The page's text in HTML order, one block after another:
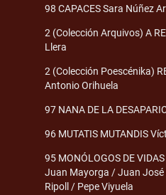
98 CAPACES Sara Núñez
2 (Colección Arquivos) A
Llera
2 (Colección Poescénika)
Antonio Orihuela
97 NANA DE LA
96 MUTATIS MUTANDIS
95 MONÓLOGOS DE
Juan Mayorga / Juan
Ripoll / Pepe Viyuela